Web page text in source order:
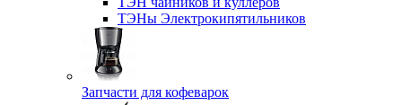
ТЭНы Электрокипятильников
Запчасти для кофеварок